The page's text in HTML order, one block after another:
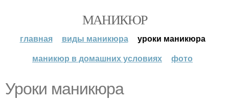
МАНИКЮР
главная виды маникюра
уроки маникюра
маникюр в домашних условиях
фото
Уроки маникюра